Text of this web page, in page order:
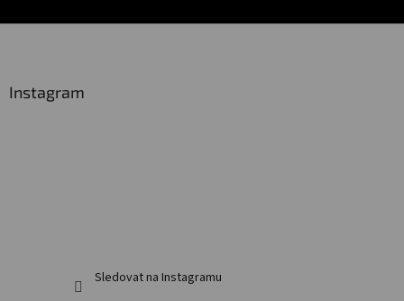
Instagram
Sledovat na Instagramu